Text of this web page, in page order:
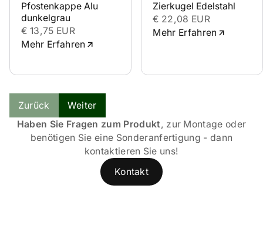
Pfostenkappe Alu
dunkelgrau
€ 13,75 EUR
Mehr Erfahren
Zierkugel Edelstahl
€ 22,08 EUR
Mehr Erfahren
Zurück
Weiter
Haben Sie Fragen zum Produkt, zur Montage oder
benötigen Sie eine Sonderanfertigung - dann
kontaktieren Sie uns!
Kontakt